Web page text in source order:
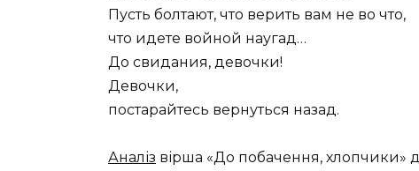
Пусть болтают, что верить вам не во что,
что идете войной наугад…
До свидания, девочки!
Девочки,
постарайтесь вернуться назад.
Аналіз вірша «До побачення, хлопчики»